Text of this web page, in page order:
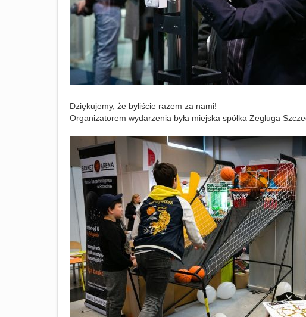
Dziękujemy, że byliście razem za nami!
Organizatorem wydarzenia była miejska spółka Żegluga